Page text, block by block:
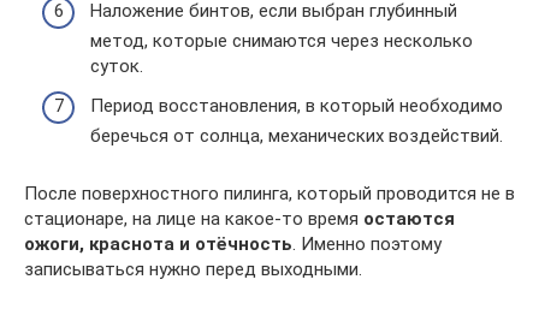
Наложение бинтов, если выбран глубинный
метод, которые снимаются через несколько
суток.
Период восстановления, в который необходимо
беречься от солнца, механических воздействий.
После поверхностного пилинга, который проводится не в
стационаре, на лице на какое-то время остаются
ожоги, краснота и отёчность. Именно поэтому
записываться нужно перед выходными.